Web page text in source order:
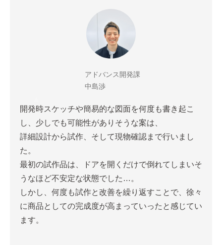
アドバンス開発課
中島渉
開発時スケッチや簡易的な図面を何度も書き起こ
し、少しでも可能性がありそうな案は、
詳細設計から試作、そして現物確認まで行いまし
た。
最初の試作品は、ドアを開くだけで倒れてしまいそ
うなほど不安定な状態でした…。
しかし、何度も試作と改善を繰り返すことで、徐々
に商品としての完成度が高まっていったと感じてい
ます。